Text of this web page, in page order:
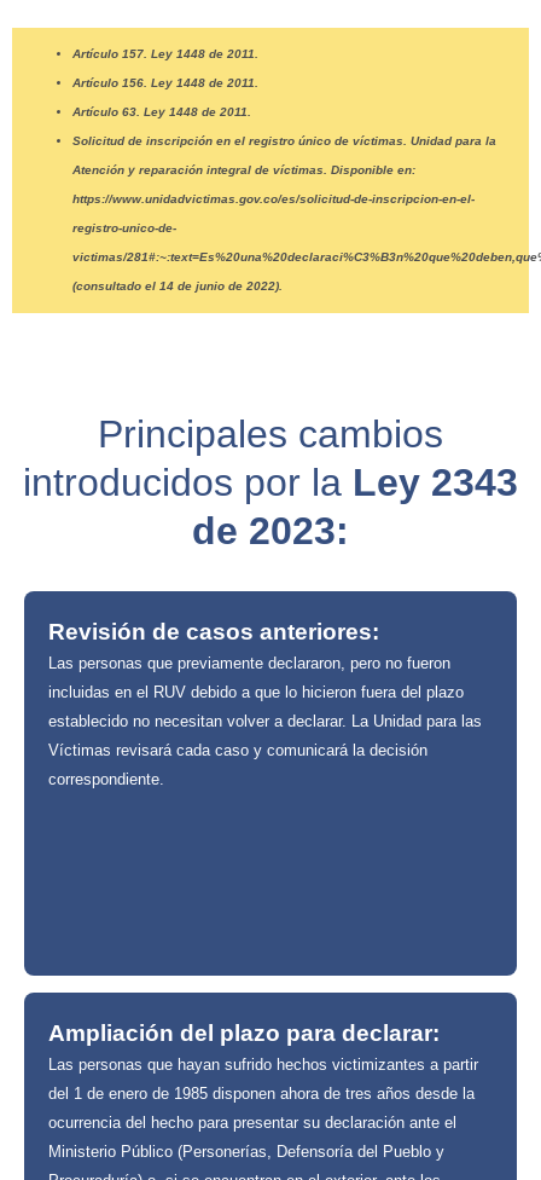
Artículo 157. Ley 1448 de 2011.
Artículo 156. Ley 1448 de 2011.
Artículo 63. Ley 1448 de 2011.
Solicitud de inscripción en el registro único de víctimas. Unidad para la
Atención y reparación integral de víctimas. Disponible en:
https://www.unidadvictimas.gov.co/es/solicitud-de-inscripcion-en-el-
registro-unico-de-
victimas/
(consultado el 14 de junio de 2022).
Principales cambios
introducidos por la Ley 2343
de 2023:
Revisión de casos anteriores:
Las personas que previamente declararon, pero no fueron
incluidas en el RUV debido a que lo hicieron fuera del plazo
establecido no necesitan volver a declarar. La Unidad para las
Víctimas revisará cada caso y comunicará la decisión
correspondiente.
Ampliación del plazo para declarar:
Las personas que hayan sufrido hechos victimizantes a partir
del 1 de enero de 1985 disponen ahora de tres años desde la
ocurrencia del hecho para presentar su declaración ante el
Ministerio Público (Personerías, Defensoría del Pueblo y